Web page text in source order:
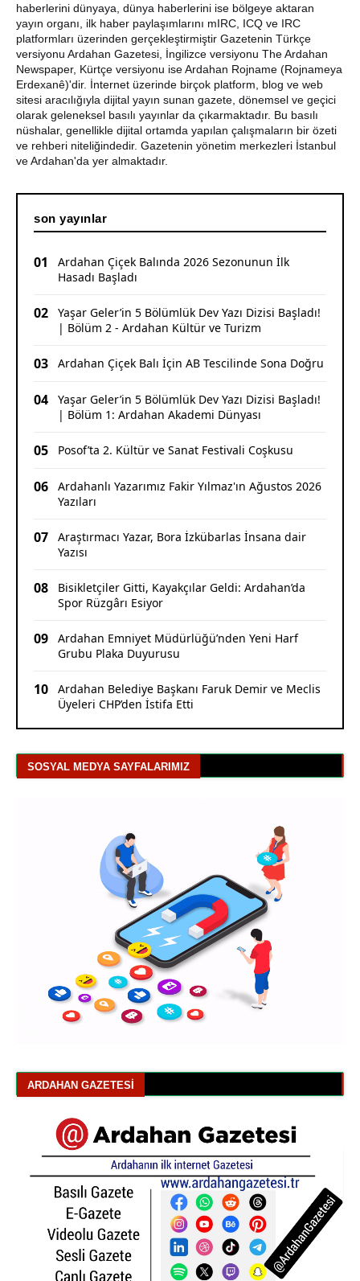
Bir Parti İşte Böyle Bitirilir
CHP Çıldır İl Genel Meclis Üyesi Gökhan Sözbir
Tutuklandı
Ardahan'da Traktör Devrildi: Sürücü Yaralandı
Uluslararası Badminton Turnuvasında Erzincanlı
Sporculardan Büyük Başarı: 3 Altın, 1 Gümüş Madalya
haberlerini dünyaya, dünya haberlerini ise bölgeye aktaran
yayın organı, ilk haber paylaşımlarını mIRC, ICQ ve IRC
platformları üzerinden gerçekleştirmiştir Gazetenin Türkçe
versiyonu Ardahan Gazetesi, İngilizce versiyonu The Ardahan
Newspaper, Kürtçe versiyonu ise Ardahan Rojname (Rojnameya
Erdexanê)'dir. İnternet üzerinde birçok platform, blog ve web
sitesi aracılığıyla dijital yayın sunan gazete, dönemsel ve geçici
olarak geleneksel basılı yayınlar da çıkarmaktadır. Bu basılı
nüshalar, genellikle dijital ortamda yapılan çalışmaların bir özeti
ve rehberi niteliğindedir. Gazetenin yönetim merkezleri İstanbul
ve Ardahan'da yer almaktadır.
son yayınlar
01
Ardahan Çiçek Balında 2026 Sezonunun İlk
Hasadı Başladı
02
Yaşar Geler’in 5 Bölümlük Dev Yazı Dizisi Başladı!
| Bölüm 2 - Ardahan Kültür ve Turizm
03 Ardahan Çiçek Balı İçin AB Tescilinde Sona Doğru
04
Yaşar Geler’in 5 Bölümlük Dev Yazı Dizisi Başladı!
| Bölüm 1: Ardahan Akademi Dünyası
05 Posof’ta 2. Kültür ve Sanat Festivali Coşkusu
06
Ardahanlı Yazarımız Fakir Yılmaz'ın Ağustos 2026
Yazıları
07
Araştırmacı Yazar, Bora İzkübarlas İnsana dair
Yazısı
08
Bisikletçiler Gitti, Kayakçılar Geldi: Ardahan’da
Spor Rüzgârı Esiyor
09
Ardahan Emniyet Müdürlüğü’nden Yeni Harf
Grubu Plaka Duyurusu
10
Ardahan Belediye Başkanı Faruk Demir ve Meclis
Üyeleri CHP’den İstifa Etti
SOSYAL MEDYA SAYFALARIMIZ
ARDAHAN GAZETESI